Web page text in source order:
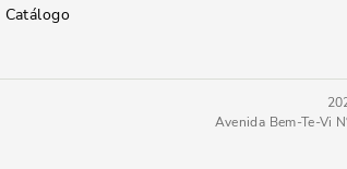
Catálogo
Avenida Bem-Te-Vi